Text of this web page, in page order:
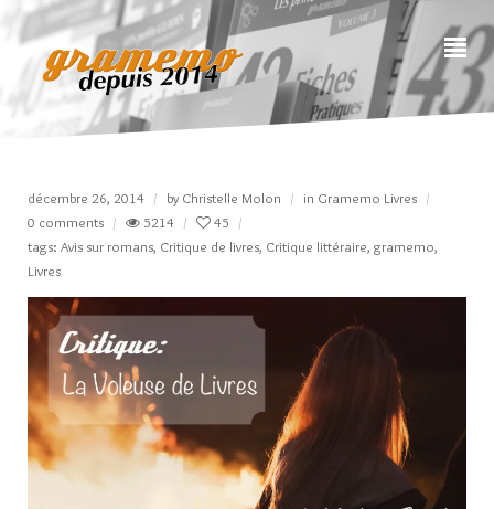
décembre 26, 2014 by Christelle Molon in Gramemo Livres
0 comments
5214
45
tags: Avis sur romans, Critique de livres, Critique littéraire, gramemo,
Livres